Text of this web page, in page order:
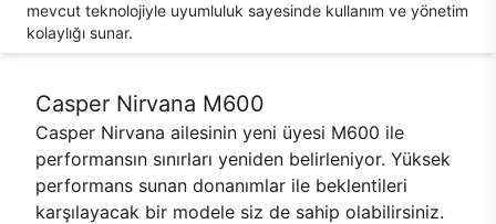
mevcut teknolojiyle uyumluluk sayesinde kullanım ve yönetim
kolaylığı sunar.
Casper Nirvana M600
Casper Nirvana ailesinin yeni üyesi M600 ile
performansın sınırları yeniden belirleniyor. Yüksek
performans sunan donanımlar ile beklentileri
karşılayacak bir modele siz de sahip olabilirsiniz.